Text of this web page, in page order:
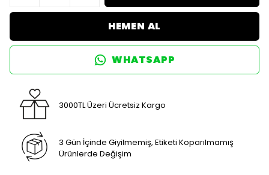
HEMEN AL
WHATSAPP
3000TL Üzeri Ücretsiz Kargo
3 Gün İçinde Giyilmemiş, Etiketi Koparılmamış
Ürünlerde Değişim